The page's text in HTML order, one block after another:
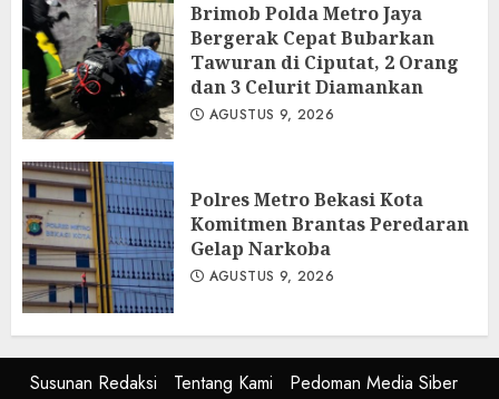
Brimob Polda Metro Jaya
Bergerak Cepat Bubarkan
Tawuran di Ciputat, 2 Orang
dan 3 Celurit Diamankan
AGUSTUS 9, 2026
Polres Metro Bekasi Kota
Komitmen Brantas Peredaran
Gelap Narkoba
AGUSTUS 9, 2026
Susunan Redaksi Tentang Kami
Pedoman Media Siber